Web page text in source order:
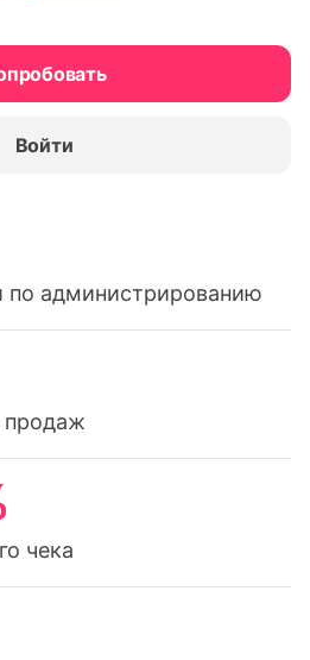
Войти
по администрированию
продаж
чека